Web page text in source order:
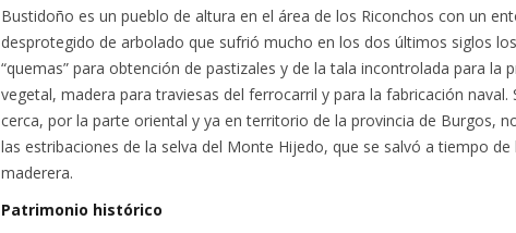
Bustidoño es un pueblo de altura en el área de los Riconchos con un
desprotegido de arbolado que sufrió mucho en los dos últimos siglos
“quemas” para obtención de pastizales y de la tala incontrolada para la
vegetal, madera para traviesas del ferrocarril y para la fabricación naval.
cerca, por la parte oriental y ya en territorio de la provincia de Burgos,
las estribaciones de la selva del Monte Hijedo, que se salvó a tiempo
maderera.
Patrimonio histórico